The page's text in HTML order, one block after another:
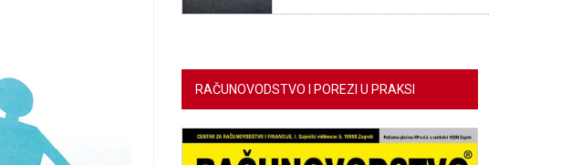
RAČUNOVODSTVO I POREZI U PRAKSI